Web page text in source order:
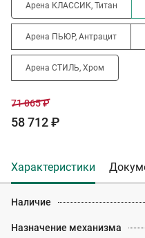
Арена КЛАССИК, Титан
Арена ПЬЮР, Антрацит
Арена СТИЛЬ, Хром
71 065 ₽
58 712 ₽
Характеристики
Наличие
Назначение механизма